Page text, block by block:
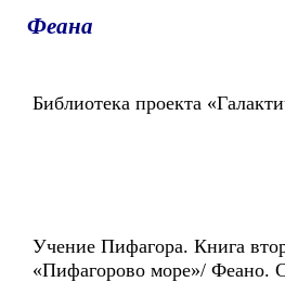
Феана
Библиотека проекта
Учение Пифагора. Книга
«Пифагорово море»/ Феано.